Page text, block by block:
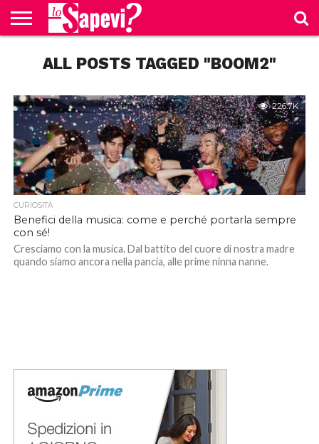
BENESSERE
GOSSIP
PRODOTTI
AMAZON
NEWS
CASA E
CUCINA
ALL POSTS TAGGED "BOOM2"
226.7K
CURIOSITÀ
Benefici della musica: come e perché portarla sempre
con sé!
Cresciamo con la musica. Dal battito del cuore di nostra madre
quando siamo ancora nella pancia, alle prime ninna nanne.